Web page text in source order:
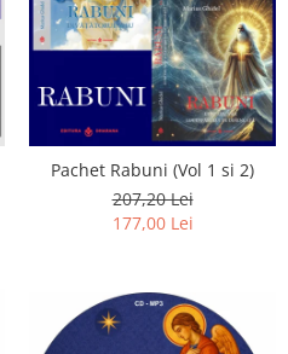
Pachet Rabuni (Vol 1 si 2)
207,20 Lei
177,00 Lei